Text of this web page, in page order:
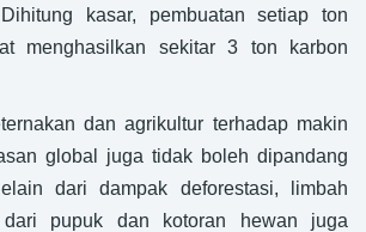
kasar, pembuatan setiap ton
menghasilkan sekitar 3 ton karbon
dan agrikultur terhadap makin
global juga tidak boleh dipandang
dari dampak deforestasi, limbah
pupuk dan kotoran hewan juga